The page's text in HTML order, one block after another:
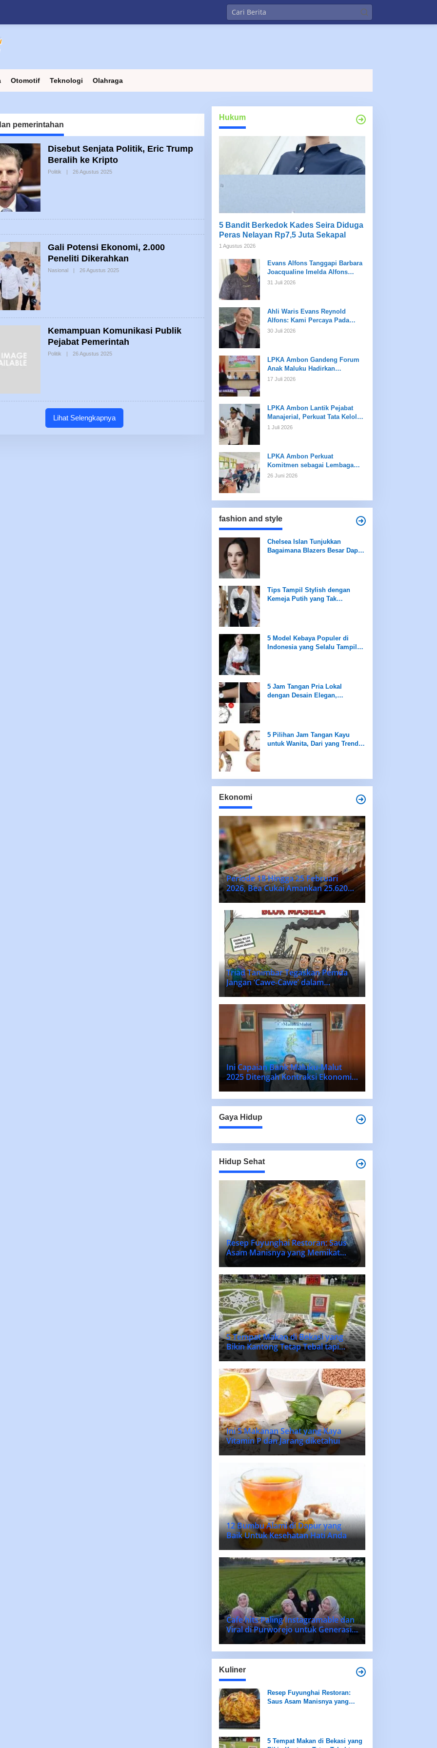
Otomotif Teknologi Olahraga
pemerintahan
Disebut Senjata Politik, Eric Trump
Beralih ke Kripto
Politik | 26 Agustus 2025Oleh
Gali Potensi Ekonomi, 2.000
Peneliti Dikerahkan
Nasional | 26 Agustus 2025Oleh
Kemampuan Komunikasi Publik
Pejabat Pemerintah
Politik | 26 Agustus 2025Oleh
Lihat Selengkapnya
Hukum
5 Bandit Berkedok Kades Seira Diduga
Peras Nelayan Rp7,5 Juta Sekapal
1 Agustus 2026
Evans Alfons Tanggapi Barbara
Joacqualine Imelda Alfons
Mengenai Status Ahli Waris dan
31 Juli 2026
Ahli Waris Evans Reynold
Alfons: Kami Percaya Pada
Hukum, Bukan Opini
30 Juli 2026
LPKA Ambon Gandeng Forum
Anak Maluku Hadirkan
Pembinaan Psikologis dan
17 Juli 2026
LPKA Ambon Lantik Pejabat
Manajerial, Perkuat Tata Kelola
dan Kualitas Layanan
1 Juli 2026
LPKA Ambon Perkuat
Komitmen sebagai Lembaga
Ramah Anak Melalui
26 Juni 2026
fashion and style
Chelsea Islan Tunjukkan
Bagaimana Blazers Besar Dapat
Tips Tampil Stylish dengan
Kemeja Putih yang Tak
5 Model Kebaya Populer di
Indonesia yang Selalu Tampil
5 Jam Tangan Pria Lokal
dengan Desain Elegan,
5 Pilihan Jam Tangan Kayu
untuk Wanita, Dari yang Trendi
Ekonomi
Periode 18 Hingga 25 Februari
2026, Bea Cukai Amankan 25.620
Batang Rokok Ilegal
Triad Tanimbar Tegaskan Pemda
Jangan ‘Cawe-Cawe’ dalam
Penentuan Vendor Lokal Blok
MASELA.
Ini Capaian Bank Maluku-Malut
2025 Ditengah Kontraksi Ekonomi
Nasional dan Daerah
Gaya Hidup
Hidup Sehat
Resep Fuyunghai Restoran: Saus
Asam Manisnya yang Memikat
Lidah!
5 Tempat Makan di Bekasi yang
Bikin Kantong Tetap Tebal tapi
Lidah Bahagia
Ini 5 Makanan Sehat yang Kaya
Vitamin P dan Jarang diketahui
12 Bumbu Alami di Dapur yang
Baik Untuk Kesehatan Hati Anda
Cafe hits Paling Instagramable dan
Viral di Purworejo untuk Generasi
Muda 2025
Kuliner
Resep Fuyunghai Restoran:
Saus Asam Manisnya yang
5 Tempat Makan di Bekasi yang